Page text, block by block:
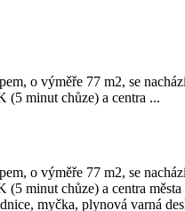
o výměře 77 m2, se
(5 minut chůze) a centra ...
o výměře 77 m2, se
minut chůze) a centra
myčka, plynová varná